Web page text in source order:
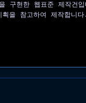
구현한 웹표준 제작건입
을 참고하여 제작합니다.